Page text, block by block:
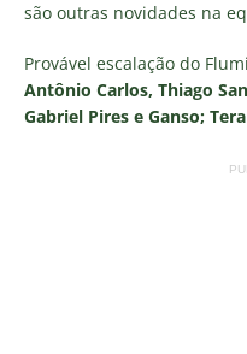
são outras novidades na
Provável escalação do
Antônio Carlos, Thiago
Gabriel Pires e Ganso;